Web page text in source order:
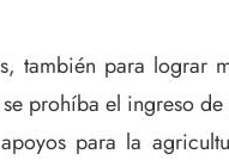
también para
prohíba el ingreso
para la